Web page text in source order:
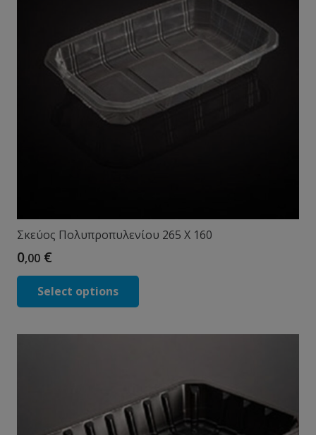
Σκεύος Πολυπροπυλενίου 265 X 160
0,00 €
Select options